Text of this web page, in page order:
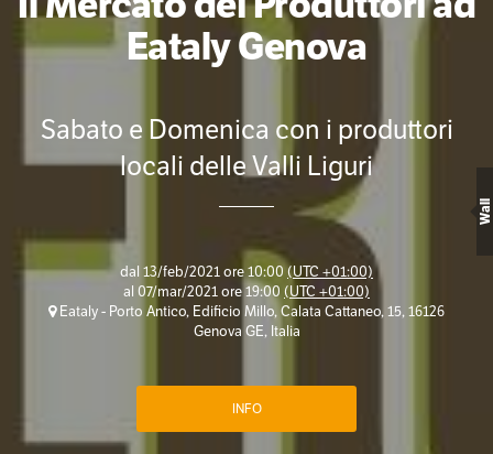
Eataly Genova
Sabato e Domenica con i produttori
locali delle Valli Liguri
dal 13/feb/2021 ore 10:00 (UTC +01:00)
al 07/mar/2021 ore 19:00 (UTC +01:00)
Eataly - Porto Antico, Edificio Millo, Calata Cattaneo, 15, 16126
Genova GE, Italia
INFO
Wall